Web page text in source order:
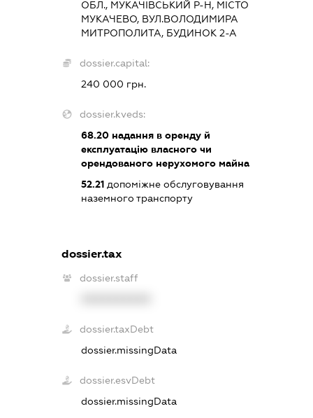
ОБЛ., МУКАЧІВСЬКИЙ Р-Н, МІСТО
МУКАЧЕВО, ВУЛ.ВОЛОДИМИРА
МИТРОПОЛИТА, БУДИНОК 2-А
dossier.capital:
240 000 грн.
dossier.kveds:
68.20надання в оренду й
експлуатацію власного чи
орендованого нерухомого майна
52.21допоміжне обслуговування
наземного транспорту
dossier.tax
dossier.staff
dossier.taxDebt
dossier.missingData
dossier.esvDebt
dossier.missingData